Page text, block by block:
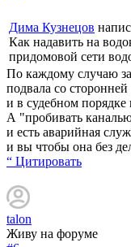
Дима Кузнецов
Как надавить на
придомовой сети
По каждому случаю
подвала со
и в судебном
А "пробивать
и есть аварийная
и вы чтобы она без
“ Цитировать
talon
Живу на форуме